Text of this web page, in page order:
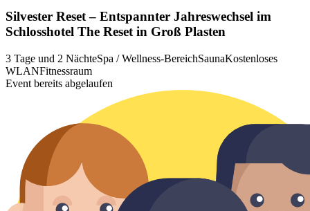
Silvester Reset – Entspannter Jahreswechsel im
Schlosshotel The Reset in Groß Plasten
3 Tage und 2 NächteSpa / Wellness-BereichSaunaKostenloses
WLANFitnessraum
Event bereits abgelaufen